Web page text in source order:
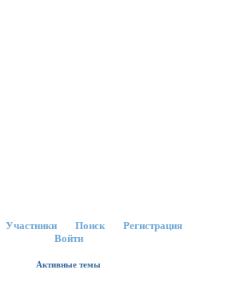
Участники Поиск
Регистрация
Войти
Активные темы